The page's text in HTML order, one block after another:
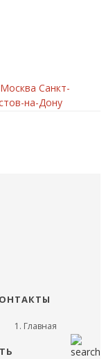
Москва Санкт-
на-Дону
ЭТОМ САЙТЕ
Главная